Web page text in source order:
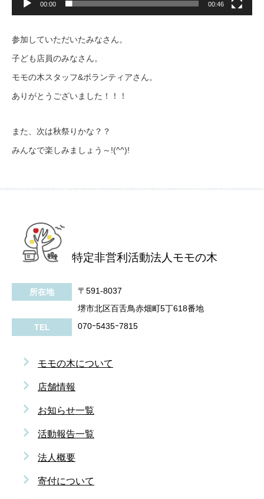
00:00 00:46
参加していただいたみなさん。
子ども店員のみなさん。
モモの木スタッフ&ボランティアさん。
ありがとうございました！！！
また、次は秋祭りかな？？
みんなで楽しみましょう～!(^^)!
特定非営利活動法人モモの木
所在地
〒591-8037
堺市北区百舌鳥赤畑町5丁618番地
TEL
070ｰ5435ｰ7815
モモの木について
店舗情報
お知らせ一覧
活動報告一覧
法人概要
寄付について